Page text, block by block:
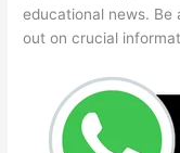
educational news.
out on crucial